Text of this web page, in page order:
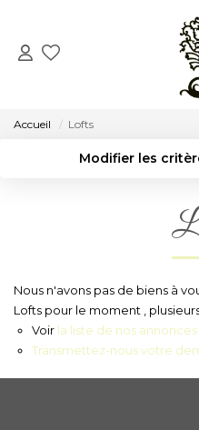
Notre
Accueil Lofts
Modifier les
Créer une alerte
Nous n'avons pas de biens à
Lofts pour le moment ,
Voir la liste de nos annonces
Transmettez-nous votre